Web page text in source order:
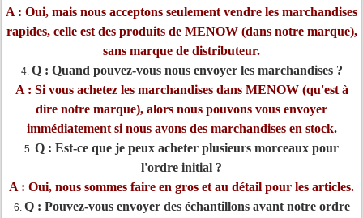
A : Oui, mais nous acceptons seulement vendre les marchandises
rapides, celle est des produits de MENOW (dans notre marque),
sans marque de distributeur.
4. Q : Quand pouvez-vous nous envoyer les marchandises ?
A : Si vous achetez les marchandises dans MENOW (qu'est à
dire notre marque), alors nous pouvons vous envoyer
immédiatement si nous avons des marchandises en stock.
5. Q : Est-ce que je peux acheter plusieurs morceaux pour
l'ordre initial ?
A : Oui, nous sommes faire en gros et au détail pour les articles.
6. Q : Pouvez-vous envoyer des échantillons avant notre ordre